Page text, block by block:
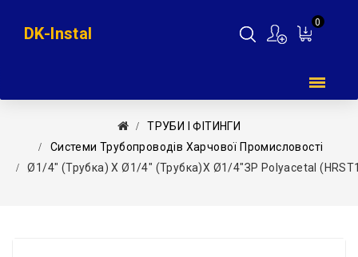
0
DK-Instal
ТРУБИ І ФІТИНГИ
Системи Трубопроводів Харчової Промисловості
Ø1/4″ (трубка) Х Ø1/4″ (трубка)х Ø1/4″ЗР Polyacetal